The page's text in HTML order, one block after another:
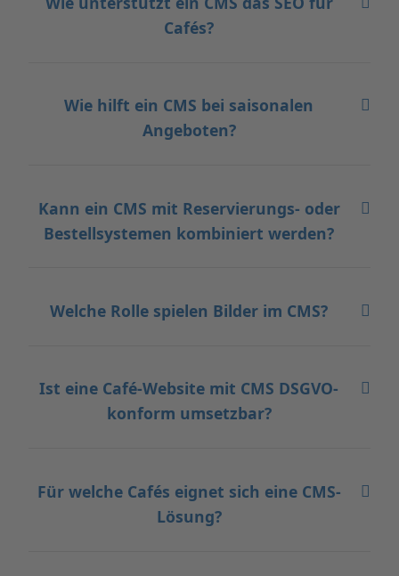
Cafés?
Wie hilft ein CMS bei saisonalen
Angeboten?
Kann ein CMS mit Reservierungs- oder
Bestellsystemen kombiniert werden?
Welche Rolle spielen Bilder im CMS?
Ist eine Café-Website mit CMS DSGVO-
konform umsetzbar?
Für welche Cafés eignet sich eine CMS-
Lösung?